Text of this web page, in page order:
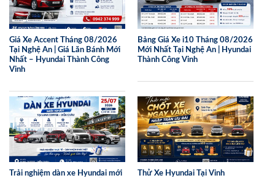
Giá Xe Accent Tháng 08/2026
Tại Nghệ An | Giá Lăn Bánh Mới
Nhất – Hyundai Thành Công
Vinh
Bảng Giá Xe i10 Tháng 08/2026
Mới Nhất Tại Nghệ An | Hyundai
Thành Công Vinh
Trải nghiệm dàn xe Hyundai mới
Thử Xe Hyundai Tại Vinh